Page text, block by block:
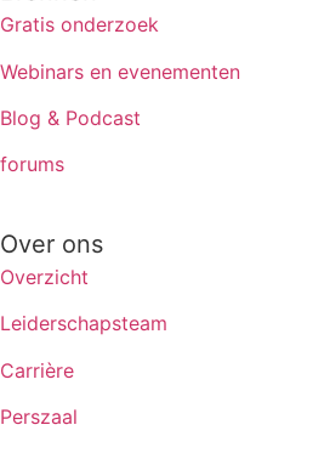
Gratis onderzoek
Webinars en evenementen
Blog & Podcast
forums
Over ons
Overzicht
Leiderschapsteam
Carrière
Perszaal